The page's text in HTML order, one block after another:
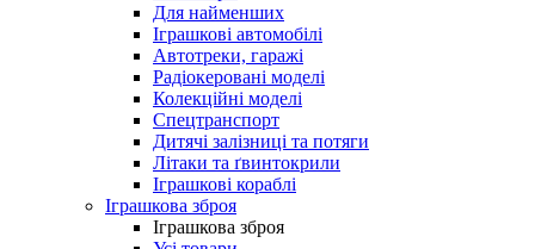
Для найменших
Іграшкові автомобілі
Автотреки, гаражі
Радіокеровані моделі
Колекційні моделі
Спецтранспорт
Дитячі залізниці та потяги
Літаки та ґвинтокрили
Іграшкові кораблі
Іграшкова зброя
Іграшкова зброя